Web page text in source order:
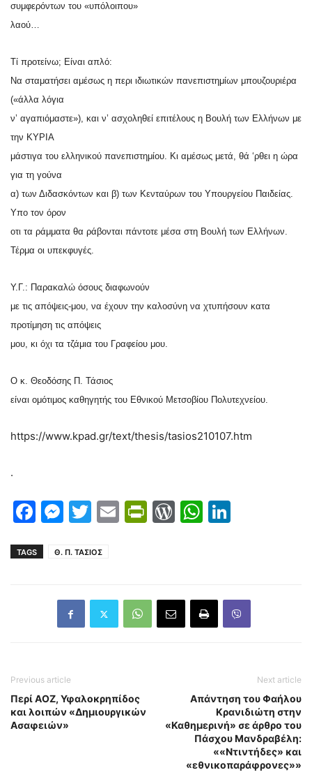
συμφερόντων του «υπόλοιπου»
λαού…
Τί προτείνω; Είναι απλό:
Να σταματήσει αμέσως η περι ιδιωτικών πανεπιστημίων μπουζουριέρα
(«άλλα λόγια
ν’ αγαπιόμαστε»), και ν’ ασχοληθεί επιτέλους η Βουλή των Ελλήνων με
την ΚΥΡΙΑ
μάστιγα του ελληνικού πανεπιστημίου. Κι αμέσως μετά, θά ‘ρθει η ώρα
για τη γούνα
α) των Διδασκόντων και β) των Κενταύρων του Υπουργείου Παιδείας.
Υπο τον όρον
οτι τα ράμματα θα ράβονται πάντοτε μέσα στη Βουλή των Ελλήνων.
Τέρμα οι υπεκφυγές.
Υ.Γ.: Παρακαλώ όσους διαφωνούν
με τις απόψεις-μου, να έχουν την καλοσύνη να χτυπήσουν κατα
προτίμηση τις απόψεις
μου, κι όχι τα τζάμια του Γραφείου μου.
Ο κ. Θεοδόσης Π. Τάσιος
είναι ομότιμος καθηγητής του Εθνικού Μετσοβίου Πολυτεχνείου.
https://www.kpad.gr/text/thesis/tasios210107.htm
.
Facebook
Messenger
Twitter
EmailPrintFriendly
WordPress
WhatsApp
TAGS Θ. Π. ΤΑΣΙΟΣ
Previous article
Περί ΑΟΖ, Υφαλοκρηπίδος
και λοιπών «Δημιουργικών
Ασαφειών»
Next article
Απάντηση του Φαήλου
Κρανιδιώτη στην
«Καθημερινή» σε άρθρο του
Πάσχου Μανδραβέλη:
««Ντιντήδες» και
«εθνικοπαράφρονες»»